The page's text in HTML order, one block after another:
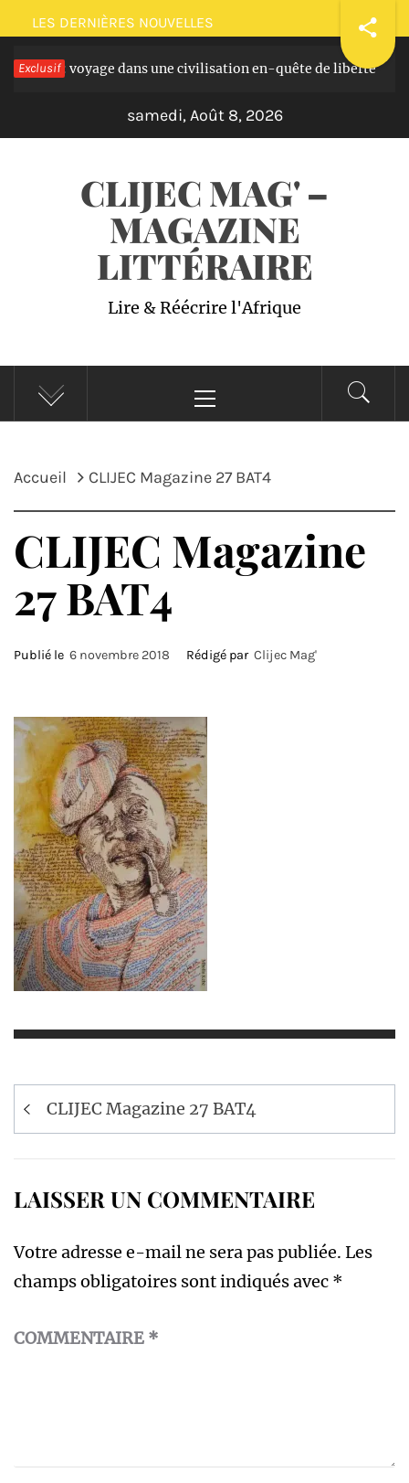
Passer
au
contenu
LES DERNIÈRES NOUVELLES
Exclusif voyage dans une civilisation en-quête de liberté
samedi, Août 8, 2026
CLIJEC MAG' –
MAGAZINE
LITTÉRAIRE
Lire & Réécrire l'Afrique
principal
Accueil CLIJEC Magazine 27 BAT4
CLIJEC Magazine
27 BAT4
Publié le 6 novembre 2018 Rédigé par Clijec Mag'
Navigation
de
CLIJEC Magazine 27 BAT4
LAISSER UN COMMENTAIRE
Votre adresse e-mail ne sera pas publiée. Les
champs obligatoires sont indiqués avec *
COMMENTAIRE *